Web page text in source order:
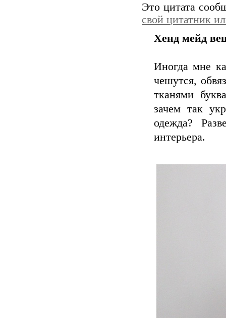
Это цитата
свой цитатник
Хенд мейд
Иногда мне
чешутся,
тканями
зачем так
одежда?
интерьера.